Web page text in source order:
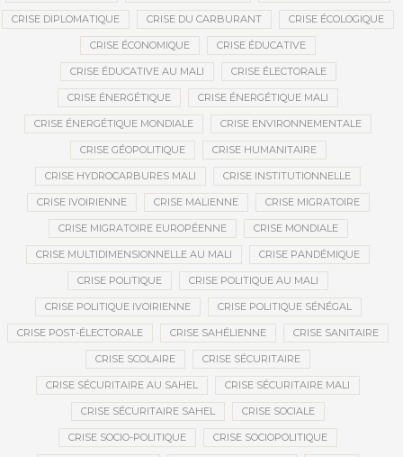
CRISE DIPLOMATIQUE CRISE DU CARBURANT CRISE ÉCOLOGIQUE
CRISE ÉCONOMIQUE CRISE ÉDUCATIVE
CRISE ÉDUCATIVE AU MALI CRISE ÉLECTORALE
CRISE ÉNERGÉTIQUE CRISE ÉNERGÉTIQUE MALI
CRISE ÉNERGÉTIQUE MONDIALE CRISE ENVIRONNEMENTALE
CRISE GÉOPOLITIQUE CRISE HUMANITAIRE
CRISE HYDROCARBURES MALI CRISE INSTITUTIONNELLE
CRISE IVOIRIENNE CRISE MALIENNE CRISE MIGRATOIRE
CRISE MIGRATOIRE EUROPÉENNE CRISE MONDIALE
CRISE MULTIDIMENSIONNELLE AU MALI CRISE PANDÉMIQUE
CRISE POLITIQUE CRISE POLITIQUE AU MALI
CRISE POLITIQUE IVOIRIENNE CRISE POLITIQUE SÉNÉGAL
CRISE POST-ÉLECTORALE CRISE SAHÉLIENNE CRISE SANITAIRE
CRISE SCOLAIRE CRISE SÉCURITAIRE
CRISE SÉCURITAIRE AU SAHEL CRISE SÉCURITAIRE MALI
CRISE SÉCURITAIRE SAHEL CRISE SOCIALE
CRISE SOCIO-POLITIQUE CRISE SOCIOPOLITIQUE